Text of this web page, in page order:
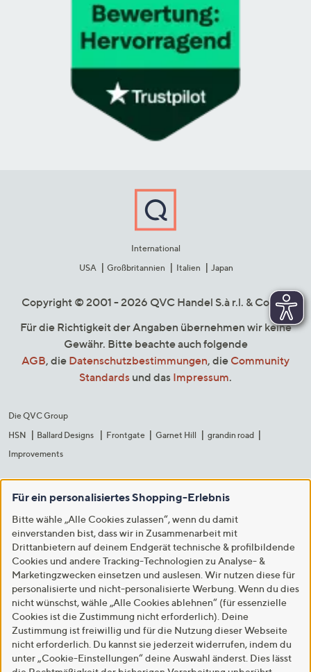
International
USA
Großbritannien Italien Japan
Copyright © 2001 - 2026 QVC Handel S.à r.l. & Co. KG
Für die Richtigkeit der Angaben übernehmen wir keine
Gewähr. Bitte beachte auch folgende
AGB, die Datenschutzbestimmungen, die Community
Standards und das Impressum.
Die QVC Group
HSN
Ballard Designs Frontgate Garnet Hill
grandin road
Improvements
Für ein personalisiertes Shopping-Erlebnis
Bitte wähle „Alle Cookies zulassen“, wenn du damit
einverstanden bist, dass wir in Zusammenarbeit mit
Drittanbietern auf deinem Endgerät technische & profilbildende
Cookies und andere Tracking-Technologien zu Analyse- &
Marketingzwecken einsetzen und auslesen. Wir nutzen diese für
personalisierte und nicht-personalisierte Werbung. Wenn du dies
nicht wünschst, wähle „Alle Cookies ablehnen“ (für essenzielle
Cookies ist die Zustimmung nicht erforderlich). Deine
Zustimmung ist freiwillig und für die Nutzung dieser Webseite
nicht erforderlich. Du kannst sie jederzeit widerrufen, indem du
unter „Cookie-Einstellungen“ deine Auswahl änderst. Dies lässt